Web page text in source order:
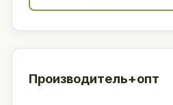
Производитель+опт